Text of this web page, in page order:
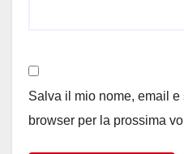
Salva il mio nome, email
browser per la prossima